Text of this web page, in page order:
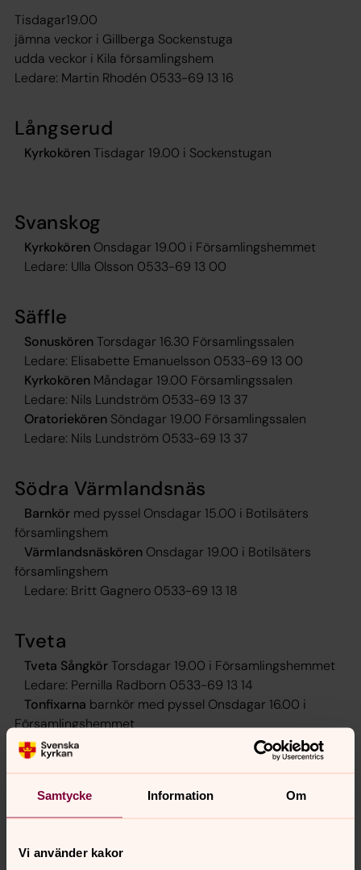
Samtycke Information Om
Vi använder kakor
Tisdagar19.00
jämna veckor i Gillberga Sockenstuga
udda veckor i Kila församlingshem
Ledare: Martin Rhodén 0533-69 13 16
Långserud
KyrkokörenTisdagar 19.00 i Sockenstugan
Svanskog
Kyrkokören Onsdagar 19.00 i Församlingshemmet
Ledare: Ulla Olsson 0533-69 13 00
Säffle
SonuskörenTorsdagar 16.30 Församlingssalen
Ledare: Elisabette Emanuelsson 0533-69 13 00
Kyrkokören Måndagar 19.00 Församlingssalen
Ledare: Nils Lundström 0533-69 13 37
Oratoriekören Söndagar 19.00 Församlingssalen
Ledare: Nils Lundström 0533-69 13 37
Södra Värmlandsnäs
Barnkör med pyssel Onsdagar 15.00 i Botilsäters
församlingshem
Värmlandsnäskören Onsdagar 19.00 i Botilsäters
församlingshem
Ledare: Britt Gagnero 0533-69 13 18
Tveta
Tveta SångkörTorsdagar 19.00 i Församlingshemmet
Ledare: Pernilla Radborn 0533-69 13 14
Tonfixarna barnkör med pyssel Onsdagar 16.00 i
Församlingshemmet
Ledare: Pernilla Radborn 0533-69 13 14
Linda Eriksson 0533-69 13 25